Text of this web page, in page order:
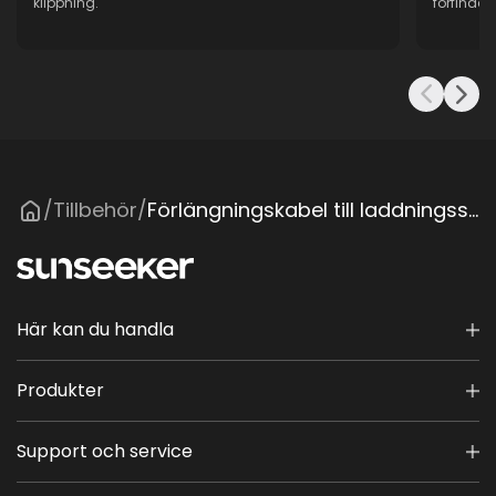
/Tillbehör/ Förlängningskabel till laddningsstation
Här kan du handla
Produkter
Support och service